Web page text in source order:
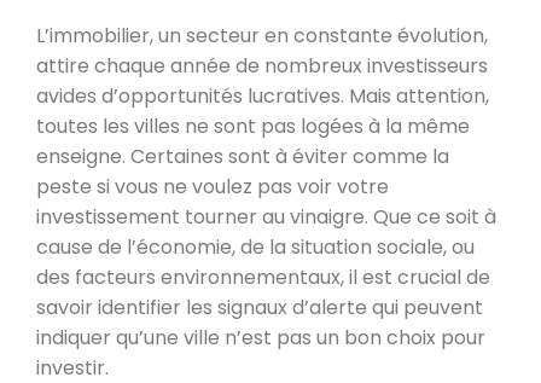
L’immobilier, un secteur en constante évolution,
attire chaque année de nombreux investisseurs
avides d’opportunités lucratives. Mais attention,
toutes les villes ne sont pas logées à la même
enseigne. Certaines sont à éviter comme la
peste si vous ne voulez pas voir votre
investissement tourner au vinaigre. Que ce soit à
cause de l’économie, de la situation sociale, ou
des facteurs environnementaux, il est crucial de
savoir identifier les signaux d’alerte qui peuvent
indiquer qu’une ville n’est pas un bon choix pour
investir.